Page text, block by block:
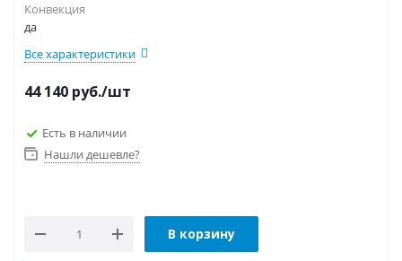
Конвекция
да
Все характеристики
44 140 руб./шт
Есть в наличии
Нашли дешевле?
В корзину